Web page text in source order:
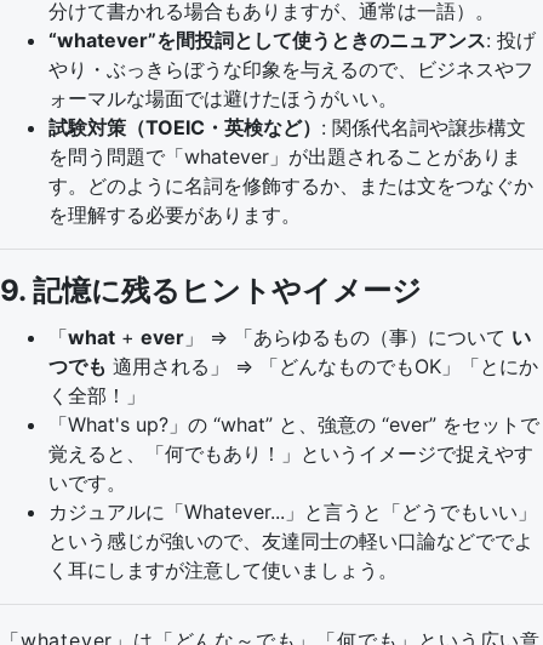
分けて書かれる場合もありますが、通常は一語）。
“whatever”を間投詞として使うときのニュアンス: 投げ
やり・ぶっきらぼうな印象を与えるので、ビジネスやフ
ォーマルな場面では避けたほうがいい。
試験対策（TOEIC・英検など） : 関係代名詞や譲歩構文
を問う問題で「whatever」が出題されることがありま
す。どのように名詞を修飾するか、または文をつなぐか
を理解する必要があります。
9. 記憶に残るヒントやイメージ
「what + ever 」 ⇒ 「あらゆるもの（事）について い
つでも 適用される」 ⇒ 「どんなものでもOK」「とにか
く全部！」
「What's up?」の “what” と、強意の “ever” をセットで
覚えると、「何でもあり！」というイメージで捉えやす
いです。
カジュアルに「Whatever...」と言うと「どうでもいい」
という感じが強いので、友達同士の軽い口論などででよ
く耳にしますが注意して使いましょう。
「whatever」は「どんな～でも」「何でも」という広い意